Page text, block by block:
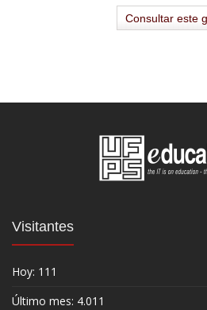
Consultar este
Visitantes
Hoy: 111
Último mes: 4.011